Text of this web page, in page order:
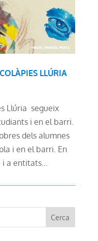
LLÚRIA
Llúria segueix
i en el barri.
dels alumnes
i en el barri. En
i a entitats...